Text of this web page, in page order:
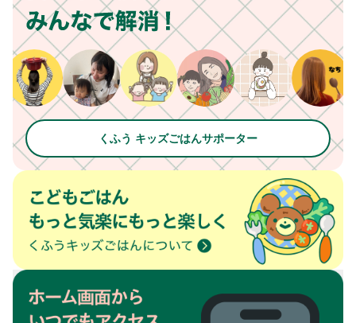
くふう キッズごはんサポーター